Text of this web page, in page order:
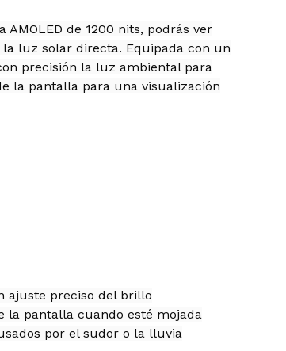
de 1200 nits, podrás ver
luz solar directa. Equipada con un
precisión la luz ambiental para
la pantalla para una visualización
ajuste preciso del brillo
la pantalla cuando esté mojada
por el sudor o la lluvia